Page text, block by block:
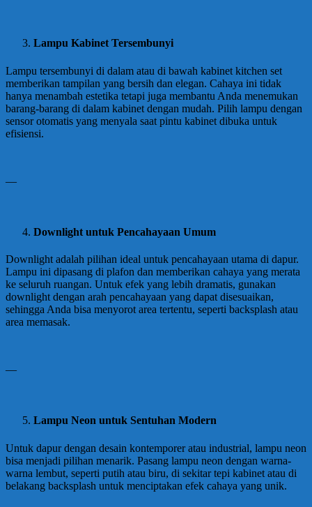
Lampu Kabinet Tersembunyi
Lampu tersembunyi di dalam atau di bawah kabinet kitchen set
memberikan tampilan yang bersih dan elegan. Cahaya ini tidak
hanya menambah estetika tetapi juga membantu Anda menemukan
barang-barang di dalam kabinet dengan mudah. Pilih lampu dengan
sensor otomatis yang menyala saat pintu kabinet dibuka untuk
efisiensi.
—
Downlight untuk Pencahayaan Umum
Downlight adalah pilihan ideal untuk pencahayaan utama di dapur.
Lampu ini dipasang di plafon dan memberikan cahaya yang merata
ke seluruh ruangan. Untuk efek yang lebih dramatis, gunakan
downlight dengan arah pencahayaan yang dapat disesuaikan,
sehingga Anda bisa menyorot area tertentu, seperti backsplash atau
area memasak.
—
Lampu Neon untuk Sentuhan Modern
Untuk dapur dengan desain kontemporer atau industrial, lampu neon
bisa menjadi pilihan menarik. Pasang lampu neon dengan warna-
warna lembut, seperti putih atau biru, di sekitar tepi kabinet atau di
belakang backsplash untuk menciptakan efek cahaya yang unik.